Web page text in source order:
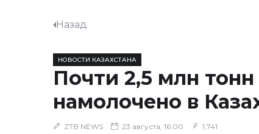
Назад
НОВОСТИ КАЗАХСТАНА
Почти 2,5 млн
намолочено в
ZTB NEWS 23 августа, 16:00 1,741